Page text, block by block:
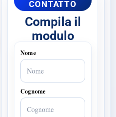
CONTATTO
Compila il
modulo
Nome
Cognome